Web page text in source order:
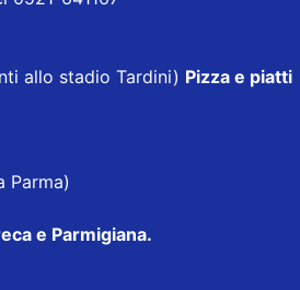
allo stadio Tardini) Pizza e piatti
Parma)
e Parmigiana.